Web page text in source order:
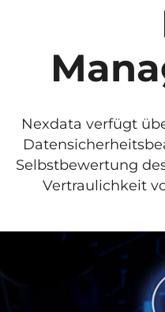
Nexdata verfügt
Selbstbewertung
Vertraulichkeit